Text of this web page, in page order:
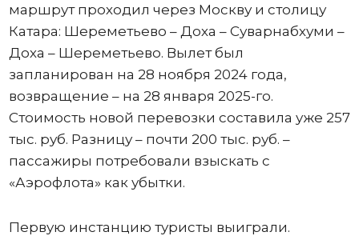
маршрут проходил через Москву и столицу
Катара: Шереметьево – Доха – Суварнабхуми –
Доха – Шереметьево. Вылет был
запланирован на 28 ноября 2024 года,
возвращение – на 28 января 2025-го.
Стоимость новой перевозки составила уже 257
тыс. руб. Разницу – почти 200 тыс. руб. –
пассажиры потребовали взыскать с
«Аэрофлота» как убытки.
Первую инстанцию туристы выиграли.